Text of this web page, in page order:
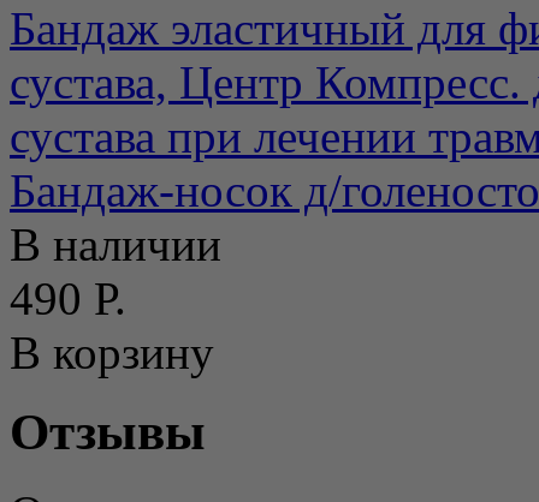
Бандаж эластичный для
сустава, Центр
сустава при лечении
Бандаж-носок д/
В наличии
490 Р.
В корзину
Отзывы